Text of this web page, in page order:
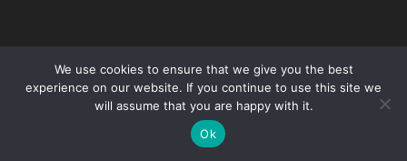
We use cookies to ensure that we give you the best
experience on our website. If you continue to use this site we
will assume that you are happy with it.
Ok